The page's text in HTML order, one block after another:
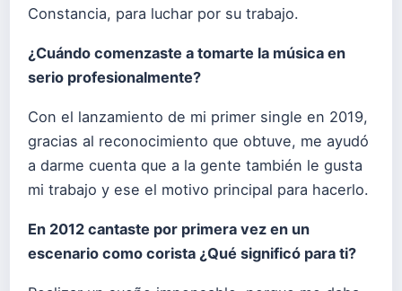
Constancia, para luchar por su trabajo.
¿Cuándo comenzaste a tomarte la música en
serio profesionalmente?
Con el lanzamiento de mi primer single en 2019,
gracias al reconocimiento que obtuve, me ayudó
a darme cuenta que a la gente también le gusta
mi trabajo y ese el motivo principal para hacerlo.
En 2012 cantaste por primera vez en un
escenario como corista ¿Qué significó para ti?